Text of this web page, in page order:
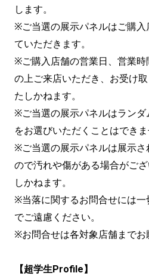
します。
※ご当選の展示パネルはご購
ていただきます。
※ご購入店舗の営業日、営業
の上ご来店いただき、お受け
たしかねます。
※ご当選の展示パネルはランダ
をお選びいただくことはできま
※ご当選の展示パネルは展示さ
ので汚れや傷がある場合がご
しかねます。
※当落に関するお問合せには
でご遠慮ください。
※お問合せは各対象店舗までお
【超学生Profile】